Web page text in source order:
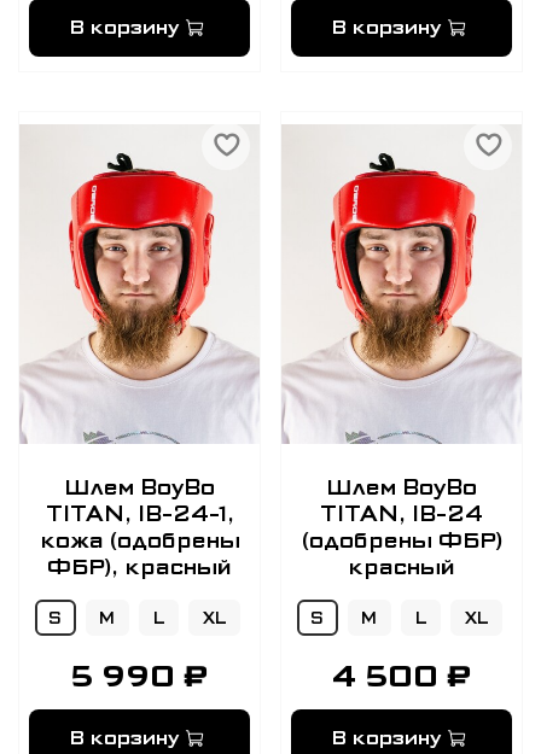
В корзину В корзину
Шлем BoyBo
TITAN, IB-24-1,
кожа (одобрены
ФБР), красный
S M L XL
5 990 ₽
В корзину
Шлем BoyBo
TITAN, IB-24
(одобрены ФБР)
красный
S M L XL
4 500 ₽
В корзину